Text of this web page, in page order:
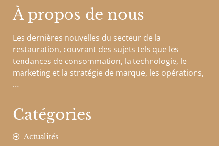
À propos de nous
Les dernières nouvelles du secteur de la
restauration, couvrant des sujets tels que les
tendances de consommation, la technologie, le
marketing et la stratégie de marque, les opérations,
…
Catégories
Actualités